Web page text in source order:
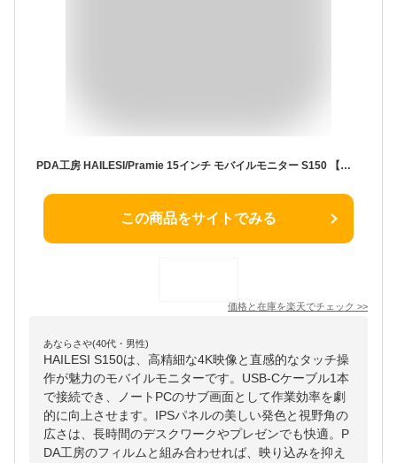
PDA工房 HAILESI/Pramie 15インチ モバイルモニター S150 【タッチパネル搭載モデル】 対応 PerfectShield Plus 保護 フィルム 反射低減 防指紋 日本製 自社製造直販
この商品をサイトでみる
価格と在庫を楽天でチェック >>
あならさや(40代・男性)
HAILESI S150は、高精細な4K映像と直感的なタッチ操
作が魅力のモバイルモニターです。USB-Cケーブル1本
で接続でき、ノートPCのサブ画面として作業効率を劇
的に向上させます。IPSパネルの美しい発色と視野角の
広さは、長時間のデスクワークやプレゼンでも快適。P
DA工房のフィルムと組み合わせれば、映り込みを抑え